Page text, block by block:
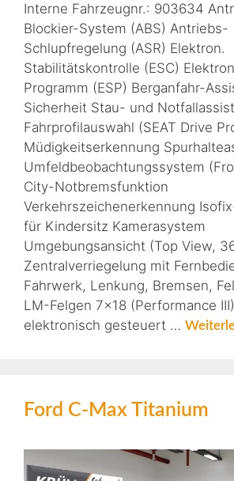
Interne Fahrzeugnr.: 903634
Blockier-System (ABS) Antriebs-
Schlupfregelung (ASR) Elektron.
Stabilitätskontrolle (ESC)
Programm (ESP) Berganfahr-
Sicherheit Stau- und
Fahrprofilauswahl (SEAT Drive
Müdigkeitserkennung
Umfeldbeobachtungssystem
City-Notbremsfunktion
Verkehrszeichenerkennung
für Kindersitz Kamerasystem
Umgebungsansicht (Top View,
Zentralverriegelung mit
Fahrwerk, Lenkung, Bremsen,
LM-Felgen 7×18 (Performance
elektronisch gesteuert …
Ford C-Max Titanium